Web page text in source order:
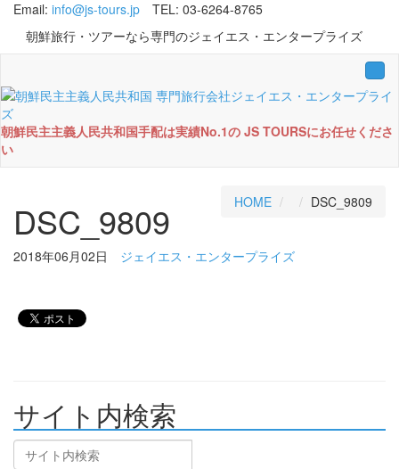
Email: info@js-tours.jp
TEL: 03-6264-8765
朝鮮旅行・ツアーなら専門のジェイエス・エンタープライズ
朝鮮民主主義人民共和国手配は実績No.1の JS TOURSにお任せくださ
い
DSC_9809 HOME DSC_9809
2018年06月02日 ジェイエス・エンタープライズ
サイト内検索